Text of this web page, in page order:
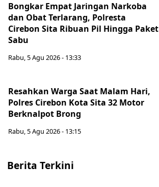
Bongkar Empat Jaringan Narkoba
dan Obat Terlarang, Polresta
Cirebon Sita Ribuan Pil Hingga Paket
Sabu
Rabu, 5 Agu 2026 - 13:33
Resahkan Warga Saat Malam Hari,
Polres Cirebon Kota Sita 32 Motor
Berknalpot Brong
Rabu, 5 Agu 2026 - 13:15
Berita Terkini